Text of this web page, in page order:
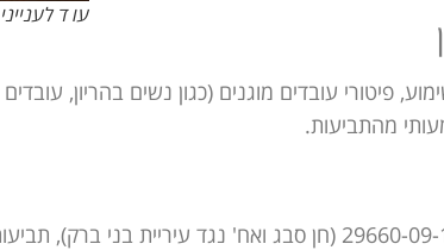
עו ד
פיטורי עובדים מוגנים (כגון נשים בהריון,
מהתביעות.
כפי שנראה בתיק סעש 29660-09-10 (חן סבג ואח' נגד